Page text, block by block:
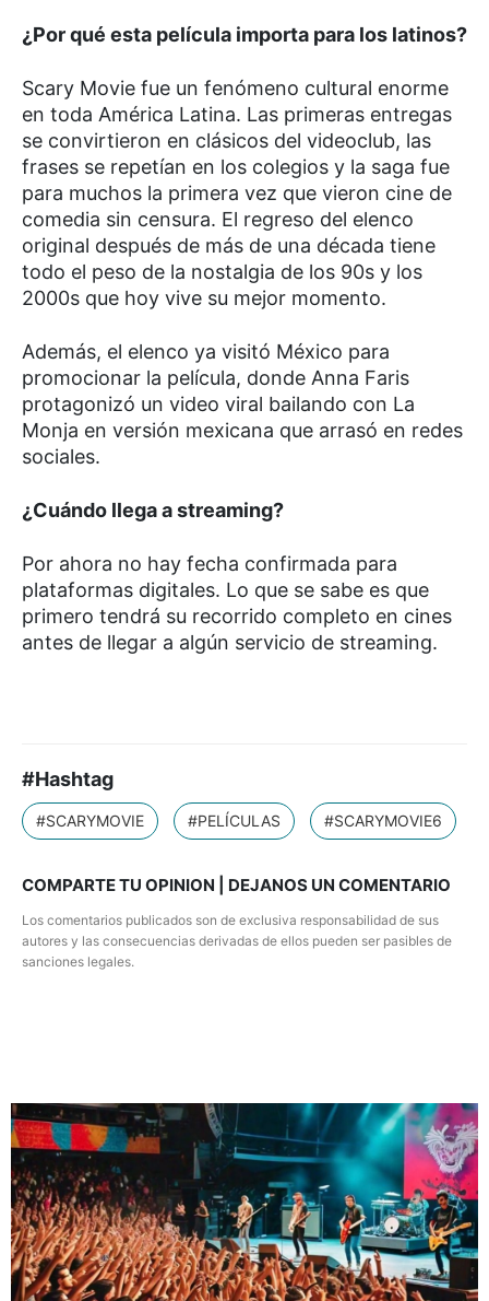
¿Por qué esta película importa para los latinos?
Scary Movie fue un fenómeno cultural enorme
en toda América Latina. Las primeras entregas
se convirtieron en clásicos del videoclub, las
frases se repetían en los colegios y la saga fue
para muchos la primera vez que vieron cine de
comedia sin censura. El regreso del elenco
original después de más de una década tiene
todo el peso de la nostalgia de los 90s y los
2000s que hoy vive su mejor momento.
Además, el elenco ya visitó México para
promocionar la película, donde Anna Faris
protagonizó un video viral bailando con La
Monja en versión mexicana que arrasó en redes
sociales.
¿Cuándo llega a streaming?
Por ahora no hay fecha confirmada para
plataformas digitales. Lo que se sabe es que
primero tendrá su recorrido completo en cines
antes de llegar a algún servicio de streaming.
#Hashtag
#SCARYMOVIE #PELÍCULAS #SCARYMOVIE6
COMPARTE TU OPINION | DEJANOS UN COMENTARIO
Los comentarios publicados son de exclusiva responsabilidad de sus
autores y las consecuencias derivadas de ellos pueden ser pasibles de
sanciones legales.